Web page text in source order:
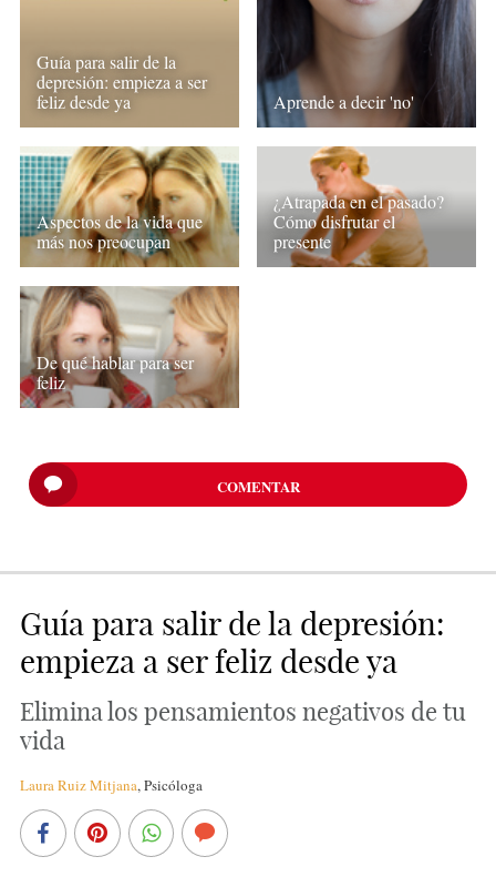
Guía para salir de la
depresión: empieza a ser
feliz desde ya
Aprende a decir 'no'
Aspectos de la vida que
más nos preocupan
¿Atrapada en el pasado?
Cómo disfrutar el
presente
De qué hablar para ser
feliz
COMENTAR
Guía para salir de la depresión:
empieza a ser feliz desde ya
Elimina los pensamientos negativos de tu
vida
Laura Ruiz Mitjana,Psicóloga